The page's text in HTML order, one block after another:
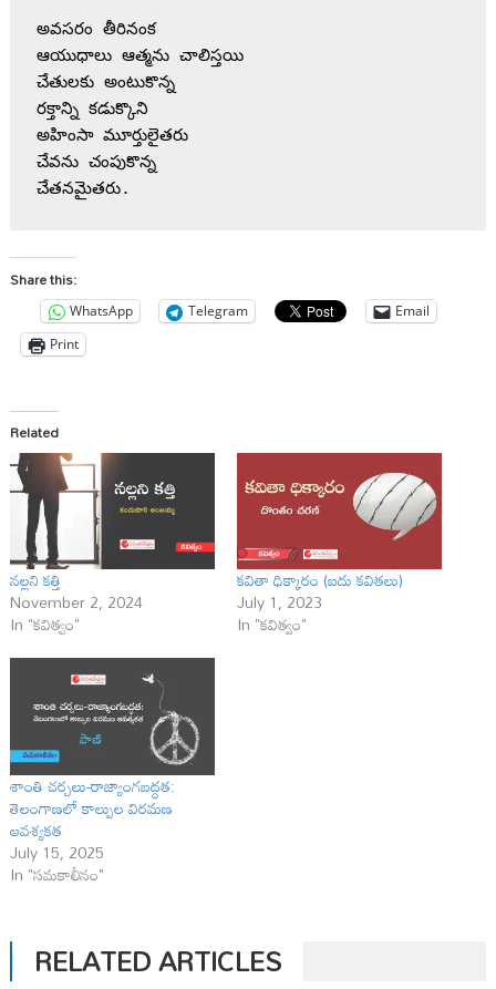
అవసరం తీరినంక
ఆయుధాలు ఆత్మను చాలిస్తయి
చేతులకు అంటుకొన్న
రక్తాన్ని కడుక్కొని
అహింసా మూర్తులైతరు
చేవను చంపుకొన్న
చేతనమైతరు.
Share this:
WhatsApp Telegram
Email
Print
Related
నల్లని కత్తి
November 2, 2024
In "కవిత్వం"
కవితా ధిక్కారం (ఐదు కవితలు)
July 1, 2023
In "కవిత్వం"
శాంతి చర్చలు-రాజ్యాంగబద్ధత:
తెలంగాణలో కాల్పుల విరమణ
ఆవశ్యకత
July 15, 2025
In "సమకాలీనం"
RELATED ARTICLES